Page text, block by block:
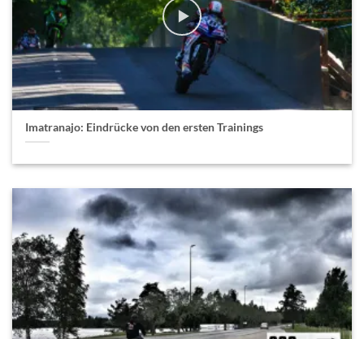
Imatranajo: Eindrücke von den ersten Trainings